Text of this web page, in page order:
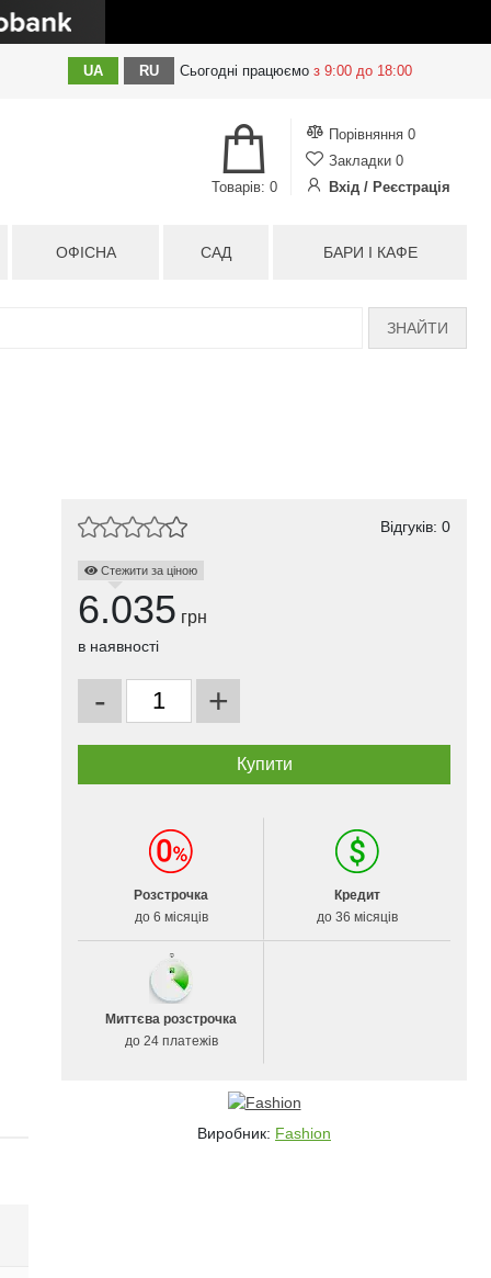
UA RU Сьогодні працюємо з 9:00 до 18:00
Порівняння 0
Закладки 0
Вхід / Реєстрація
Товарів: 0
ОФІСНА САД БАРИ І КАФЕ
ЗНАЙТИ
Відгуків: 0
Стежити за ціною
6.035 грн
в наявності
- +
Розстрочка
до 6 місяців
Кредит
до 36 місяців
Миттєва розстрочка
до 24 платежів
Виробник: Fashion